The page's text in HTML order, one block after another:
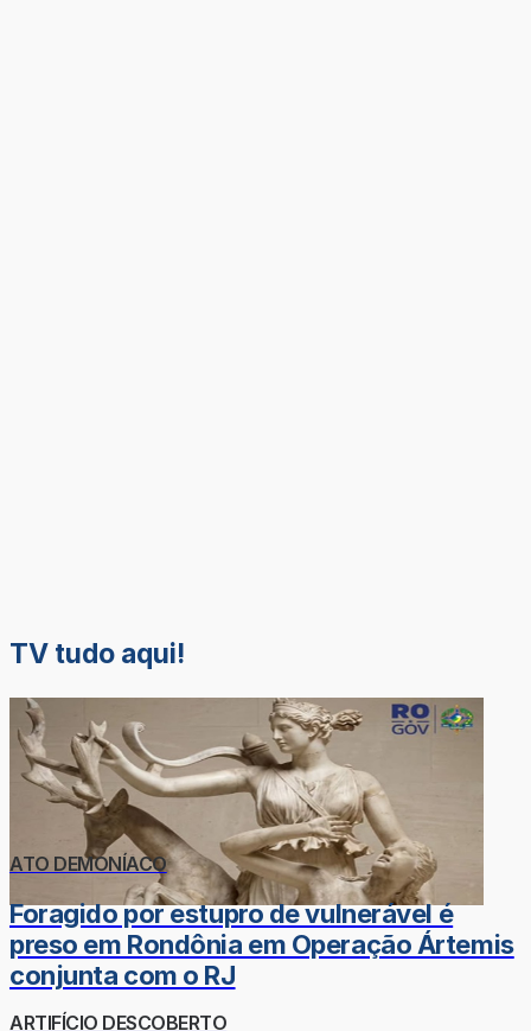
TV tudo aqui!
ATO DEMONÍACO
Foragido por estupro de vulnerável é
preso em Rondônia em Operação Ártemis
conjunta com o RJ
ARTIFÍCIO DESCOBERTO